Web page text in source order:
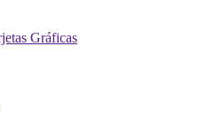
Gráficas